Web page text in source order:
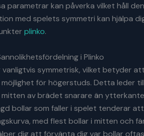
parametrar kan påverka vilket håll
med spelets symmetri kan hjälpa
plinko.
i Plinko
vanligtvis symmetrisk, vilket betyder
för högerstuds. Detta leder
av brädet snarare än
bollar som faller i spelet tenderar
med flest bollar i mitten och
dig att förvänta dig var bollar